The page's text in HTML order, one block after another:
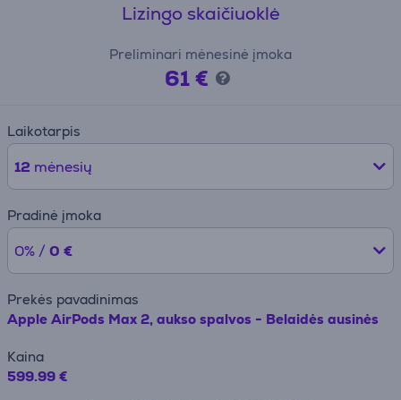
Lizingo skaičiuoklė
Preliminari mėnesinė įmoka
61 €
Laikotarpis
12 mėnesių
Pradinė įmoka
0% / 0 €
Prekės pavadinimas
Apple AirPods Max 2, aukso spalvos - Belaidės ausinės
Kaina
599.99 €